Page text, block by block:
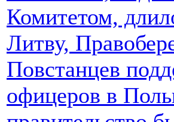
Комитетом,
Литву,
Повстанцев
офицеров в